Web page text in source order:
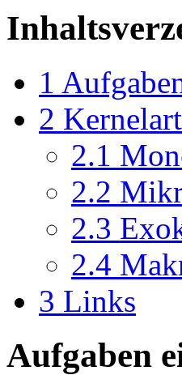
1
2
2.1
2.2
2.3
2.4
3 Links
Aufgaben